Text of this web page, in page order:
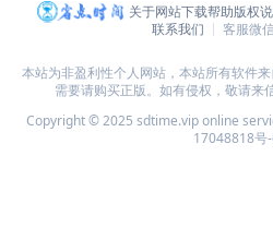
关于网站下载帮助版权
联系我们
客服微
本站为非盈利性个人网站，本站所有软件
需要请购买正版。如有侵权，敬请来
Copyright © 2025 sdtime.vip online
17048818号